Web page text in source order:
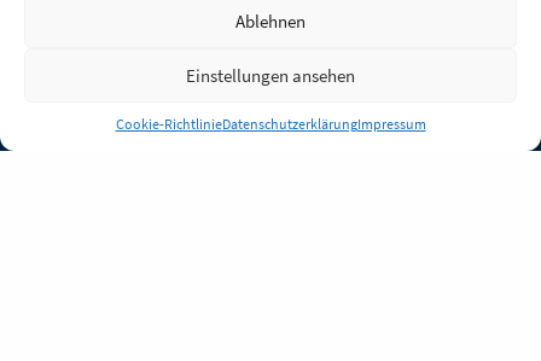
Ablehnen
Einstellungen ansehen
Cookie-RichtlinieDatenschutzerklärungImpressum